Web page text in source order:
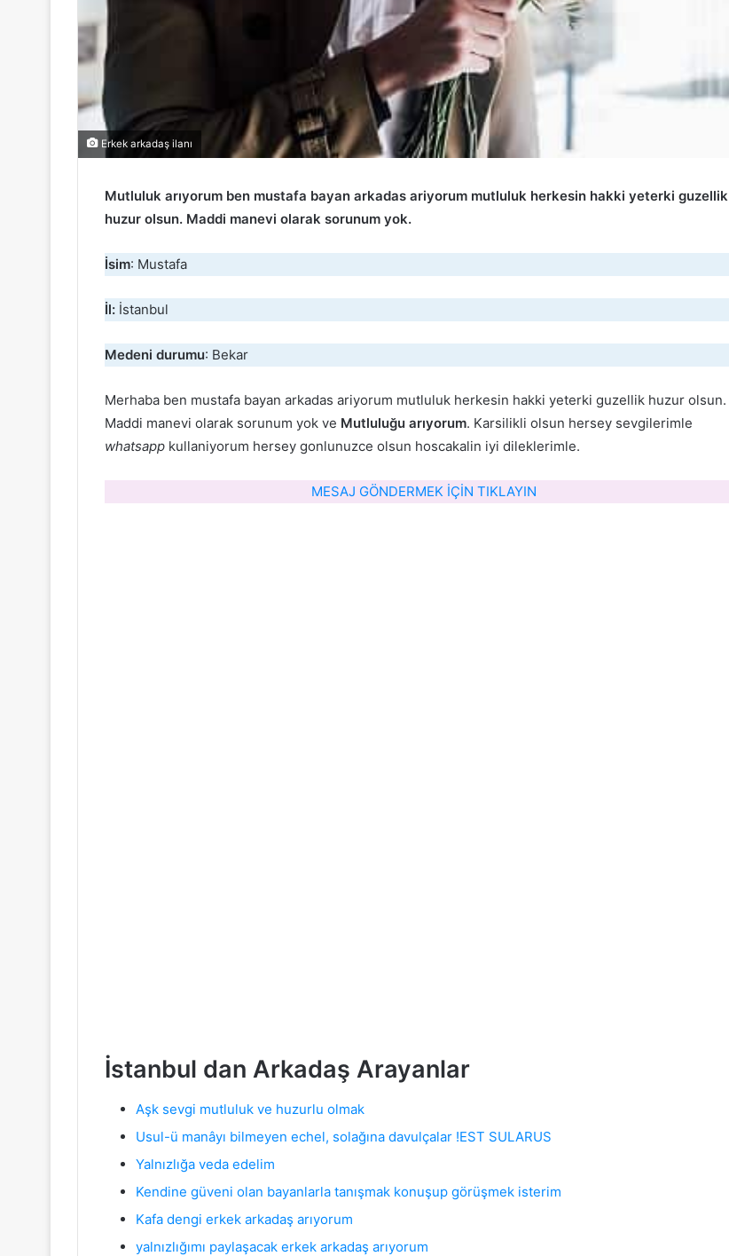
Erkek arkadaş ilanı
Mutluluk arıyorum ben mustafa bayan arkadas ariyorum mutluluk herkesin hakki yeterki guzellik
huzur olsun. Maddi manevi olarak sorunum yok.
İsim: Mustafa
İl: İstanbul
Medeni durumu: Bekar
Merhaba ben mustafa bayan arkadas ariyorum mutluluk herkesin hakki yeterki guzellik huzur olsun.
Maddi manevi olarak sorunum yok ve Mutluluğu arıyorum. Karsilikli olsun hersey sevgilerimle
whatsapp kullaniyorum hersey gonlunuzce olsun hoscakalin iyi dileklerimle.
MESAJ GÖNDERMEK İÇİN TIKLAYIN
İstanbul dan Arkadaş Arayanlar
Aşk sevgi mutluluk ve huzurlu olmak
Usul-ü manâyı bilmeyen echel, solağına davulçalar !EST SULARUS
Yalnızlığa veda edelim
Kendine güveni olan bayanlarla tanışmak konuşup görüşmek isterim
Kafa dengi erkek arkadaş arıyorum
yalnızlığımı paylaşacak erkek arkadaş arıyorum